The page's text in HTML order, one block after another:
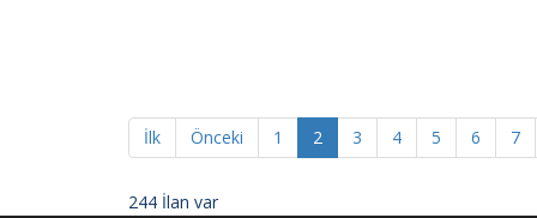
İlk Önceki 1 2 3 4 5 6 7
244 İlan var